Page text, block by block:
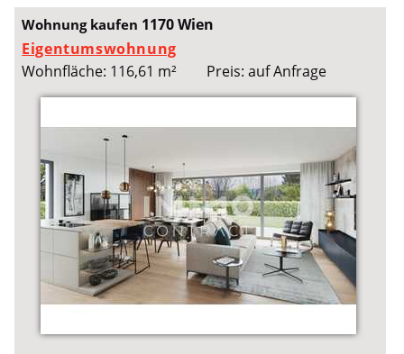
Wohnung kaufen 1170 Wien
Eigentumswohnung
Wohnfläche: 116,61 m²
Preis: auf Anfrage